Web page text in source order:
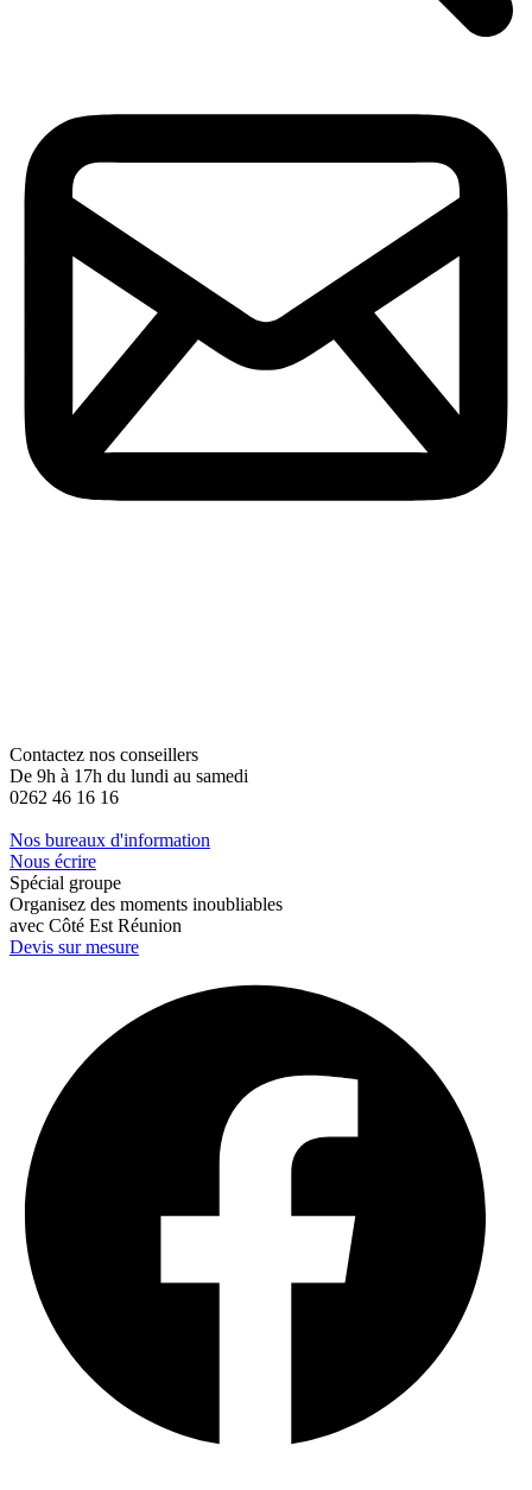
Contactez nos conseillers
De 9h à 17h du lundi au samedi
0262 46 16 16
Nos bureaux d'information
Nous écrire
Spécial groupe
Organisez des moments inoubliables
avec Côté Est Réunion
Devis sur mesure